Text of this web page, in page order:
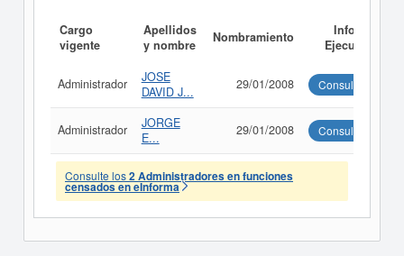
Cargo
vigente
Apellidos
y nombre
Nombramiento
Informe
Ejecutivo
Administrador
JOSE
DAVID J...
29/01/2008 Consultar
Administrador
JORGE
E...
29/01/2008 Consultar
Consulte los2 Administradores en funciones
censados en eInforma